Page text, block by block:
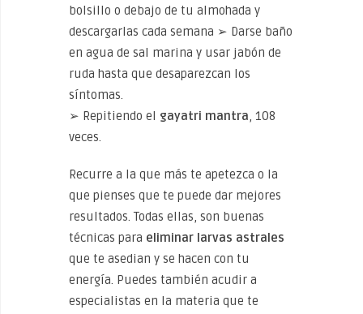
bolsillo o debajo de tu almohada y
descargarlas cada semana ➢ Darse baño
en agua de sal marina y usar jabón de
ruda hasta que desaparezcan los
síntomas.
➢ Repitiendo el gayatri mantra, 108
veces.
Recurre a la que más te apetezca o la
que pienses que te puede dar mejores
resultados. Todas ellas, son buenas
técnicas para eliminar larvas astrales
que te asedian y se hacen con tu
energía. Puedes también acudir a
especialistas en la materia que te